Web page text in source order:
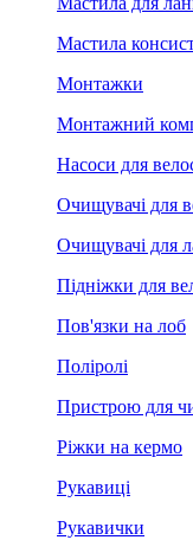
Мастила
Монтажки
Монтажний
Насоси для
Очищувачі для
Очищувачі для
Підніжки для
Пов'язки на лоб
Поліролі
Пристрою для
Ріжки на кермо
Рукавиці
Рукавички